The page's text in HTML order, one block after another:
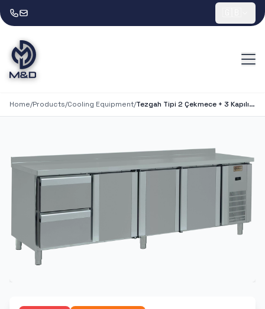
Home/Products/Cooling Equipment/ Tezgah Tipi 2 Çekmece + 3 Kapılı Buzdolabı